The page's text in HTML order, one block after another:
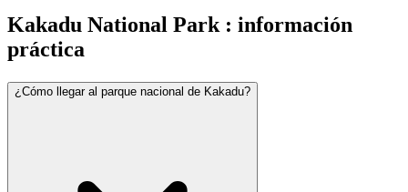
Kakadu National Park : información
práctica
¿Cómo llegar al parque nacional de Kakadu?